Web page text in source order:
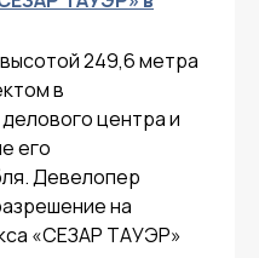
249,6 метра
в
центра и
его
Девелопер
на
«СЕЗАР ТАУЭР»